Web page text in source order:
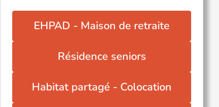
EHPAD - Maison de retraite
Résidence seniors
Habitat partagé - Colocation